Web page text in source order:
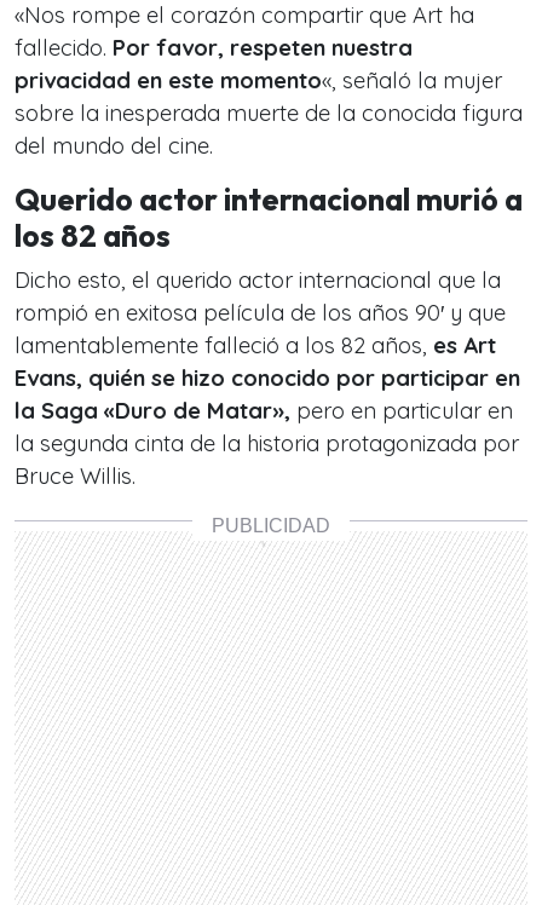
«Nos rompe el corazón compartir que Art ha
fallecido. Por favor, respeten nuestra
privacidad en este momento«, señaló la mujer
sobre la inesperada muerte de la conocida figura
del mundo del cine.
Querido actor internacional murió a
los 82 años
Dicho esto, el querido actor internacional que la
rompió en exitosa película de los años 90′ y que
lamentablemente falleció a los 82 años, es Art
Evans, quién se hizo conocido por participar en
la Saga «Duro de Matar», pero en particular en
la segunda cinta de la historia protagonizada por
Bruce Willis.